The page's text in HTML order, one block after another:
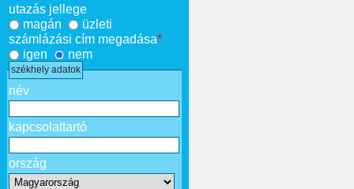
utazás jellege
magán
üzleti
számlázási cím megadása*
igen
nem
székhely adatok
név
kapcsolattartó
ország